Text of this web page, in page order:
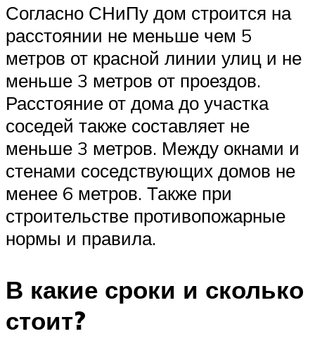
Согласно СНиПу дом строится на
расстоянии не меньше чем 5
метров от красной линии улиц и не
меньше 3 метров от проездов.
Расстояние от дома до участка
соседей также составляет не
меньше 3 метров. Между окнами и
стенами соседствующих домов не
менее 6 метров. Также при
строительстве противопожарные
нормы и правила.
В какие сроки и сколько
стоит?